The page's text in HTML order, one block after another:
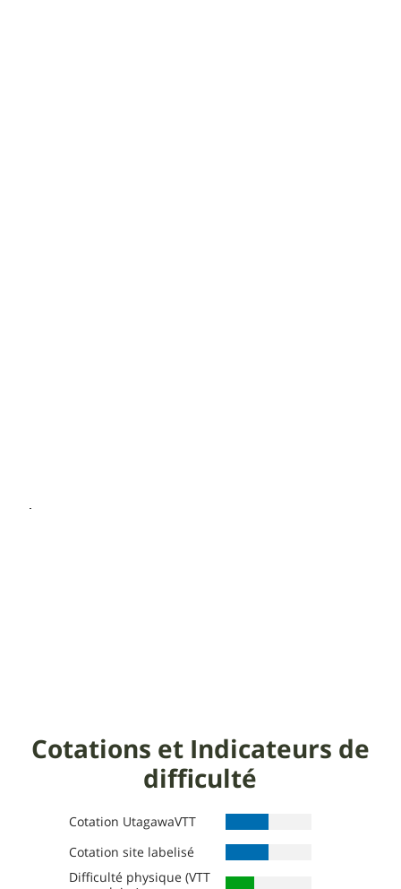
Cotations et Indicateurs de
difficulté
Cotation UtagawaVTT
Cotation site labelisé
Difficulté physique (VTT